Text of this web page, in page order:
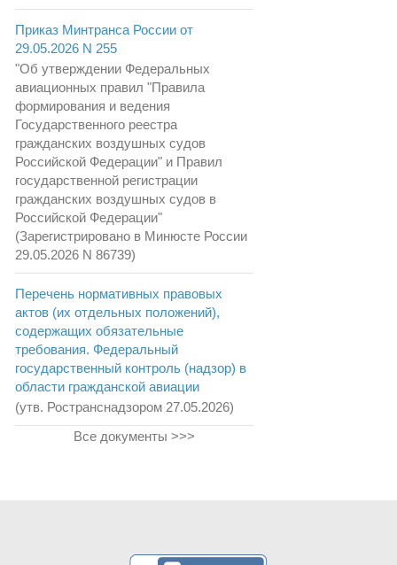
Приказ Минтранса России от
29.05.2026 N 255
"Об утверждении Федеральных
авиационных правил "Правила
формирования и ведения
Государственного реестра
гражданских воздушных судов
Российской Федерации" и Правил
государственной регистрации
гражданских воздушных судов в
Российской Федерации"
(Зарегистрировано в Минюсте России
29.05.2026 N 86739)
Перечень нормативных правовых
актов (их отдельных положений),
содержащих обязательные
требования. Федеральный
государственный контроль (надзор) в
области гражданской авиации
(утв. Ространснадзором 27.05.2026)
Все документы >>>